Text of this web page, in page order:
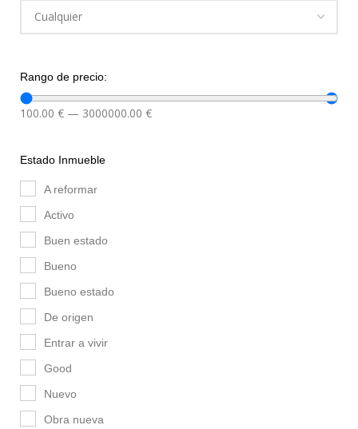
Rango de precio:
100.00 € — 3000000.00 €
Estado Inmueble
A reformar
Activo
Buen estado
Bueno
Bueno estado
De origen
Entrar a vivir
Good
Nuevo
Obra nueva